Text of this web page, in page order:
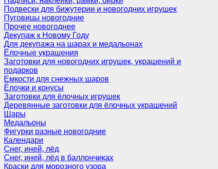
Подвески для бижутерии и новогодних игрушек
Пуговицы новогодние
Прочее новогоднее
Декупаж к Новому Году
Для декупажа на шарах и медальонах
Ёлочные украшения
Заготовки для новогодних игрушек, украшений и
подарков
Емкости для снежных шаров
Ёлочки и конусы
Заготовки для ёлочных игрушек
Деревянные заготовки для ёлочных украшений
Шары
Медальоны
Фигурки разные новогодние
Календари
Снег, иней, лёд
Снег, иней, лёд в баллончиках
Краски для морозного узора